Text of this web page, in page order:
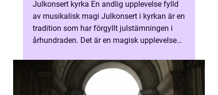
Julkonsert kyrka En andlig upplevelse fylld
av musikalisk magi Julkonsert i kyrkan är en
tradition som har förgyllt julstämningen i
århundraden. Det är en magisk upplevelse